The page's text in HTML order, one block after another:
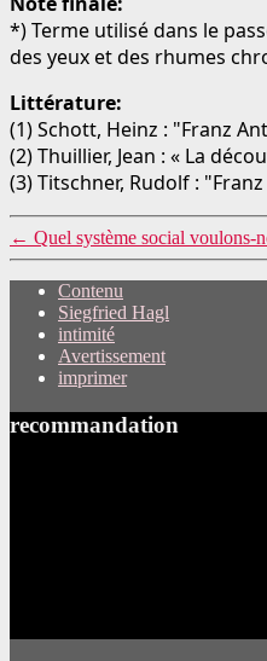
*) Terme utilisé dans le
des yeux et des rhumes
Littérature:
(1) Schott, Heinz : "Franz
(2) Thuillier, Jean : « La
(3) Titschner, Rudolf :
← Quel système social voulons-
Contenu
Siegfried Hagl
intimité
Avertissement
imprimer
recommandation